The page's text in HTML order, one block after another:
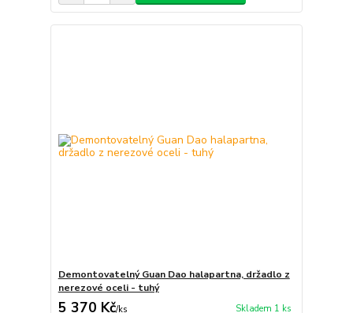
Demontovatelný Guan Dao halapartna, držadlo z
nerezové oceli - tuhý
5 370 Kč/ks Skladem 1 ks